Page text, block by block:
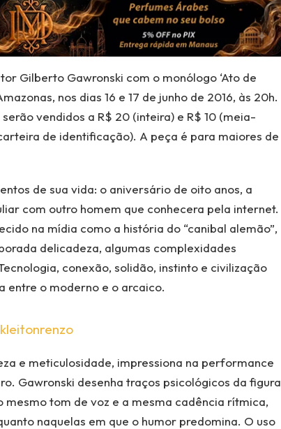
Gilberto Gawronski com o monólogo ‘Ato de
nos dias 16 e 17 de junho de 2016, às 20h.
vendidos a R$ 20 (inteira) e R$ 10 (meia-
de identificação). A peça é para maiores de
de sua vida: o aniversário de oito anos, a
com outro homem que conhecera pela internet.
na mídia como a história do “canibal alemão”,
delicadeza, algumas complexidades
conexão, solidão, instinto e civilização
entre o moderno e o arcaico.
e meticulosidade, impressiona na performance
Gawronski desenha traços psicológicos da figura
tom de voz e a mesma cadência rítmica,
naquelas em que o humor predomina. O uso